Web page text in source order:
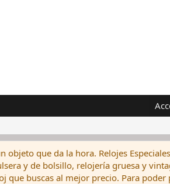
que da la hora. Relojes
y de bolsillo, relojería gruesa y
buscas al mejor precio. Para